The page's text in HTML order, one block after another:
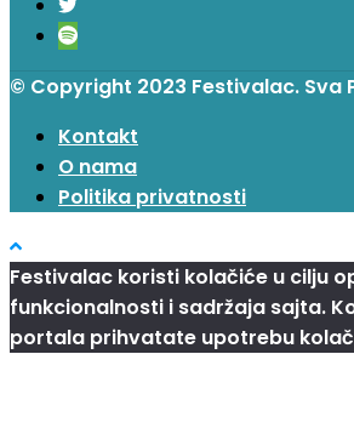
© Copyright 2023 Festivalac. Sva
Kontakt
O nama
Politika privatnosti
Festivalac koristi kolačiće u cilju
funkcionalnosti i sadržaja sajta.
portala prihvatate upotrebu